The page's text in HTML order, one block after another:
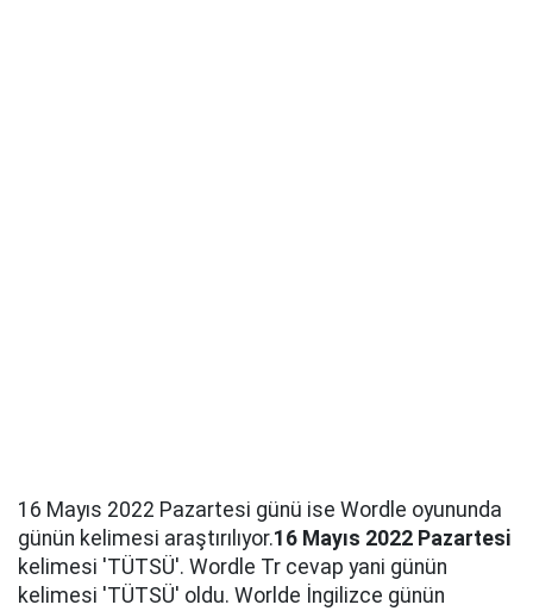
16 Mayıs 2022 Pazartesi günü ise Wordle oyununda
günün kelimesi araştırılıyor.16 Mayıs 2022 Pazartesi
kelimesi 'TÜTSÜ'. Wordle Tr cevap yani günün
kelimesi 'TÜTSÜ' oldu. Worlde İngilizce günün